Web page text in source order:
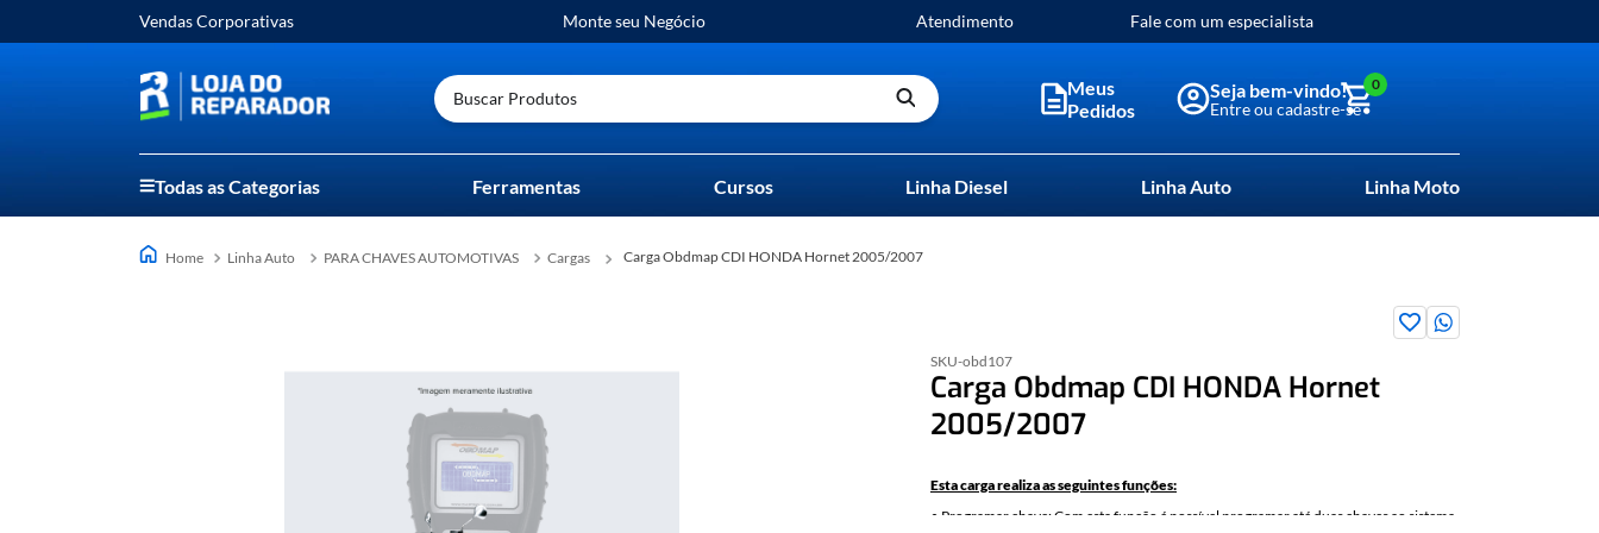
Vendas Corporativas Monte seu Negócio Atendimento Fale com um especialista
Buscar Produtos
Meus
Pedidos
0
Cursos Linha Diesel Linha Auto Linha Moto
Ferramentas
Todas as Categorias
Linha Auto PARA CHAVES AUTOMOTIVAS Cargas Carga Obdmap CDI HONDA Hornet 2005/2007
SKU-obd107
Carga Obdmap CDI HONDA Hornet
2005/2007
Esta carga realiza as seguintes funções:
• Programar chave: Com esta função é possível programar até duas chaves ao sistema